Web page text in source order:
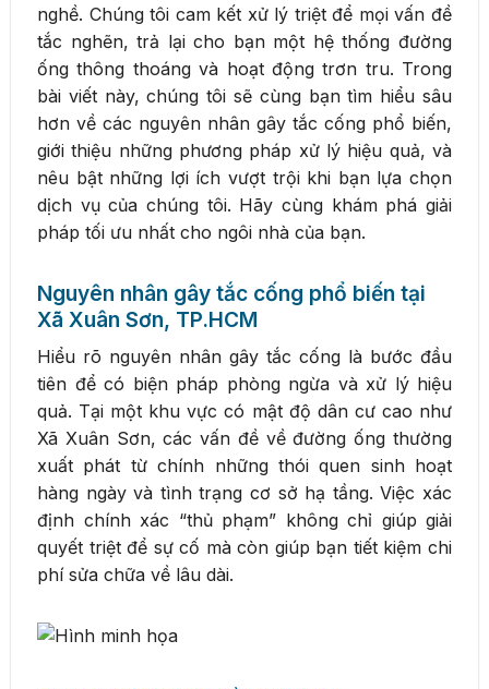
nghề. Chúng tôi cam kết xử lý triệt để mọi vấn đề
tắc nghẽn, trả lại cho bạn một hệ thống đường
ống thông thoáng và hoạt động trơn tru. Trong
bài viết này, chúng tôi sẽ cùng bạn tìm hiểu sâu
hơn về các nguyên nhân gây tắc cống phổ biến,
giới thiệu những phương pháp xử lý hiệu quả, và
nêu bật những lợi ích vượt trội khi bạn lựa chọn
dịch vụ của chúng tôi. Hãy cùng khám phá giải
pháp tối ưu nhất cho ngôi nhà của bạn.
Nguyên nhân gây tắc cống phổ biến tại
Xã Xuân Sơn, TP.HCM
Hiểu rõ nguyên nhân gây tắc cống là bước đầu
tiên để có biện pháp phòng ngừa và xử lý hiệu
quả. Tại một khu vực có mật độ dân cư cao như
Xã Xuân Sơn, các vấn đề về đường ống thường
xuất phát từ chính những thói quen sinh hoạt
hàng ngày và tình trạng cơ sở hạ tầng. Việc xác
định chính xác “thủ phạm” không chỉ giúp giải
quyết triệt để sự cố mà còn giúp bạn tiết kiệm chi
phí sửa chữa về lâu dài.